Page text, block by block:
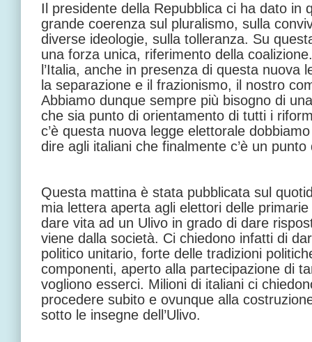
Il presidente della Repubblica ci ha dato in
grande coerenza sul pluralismo, sulla
diverse ideologie, sulla tolleranza. Su
una forza unica, riferimento della
l’Italia, anche in presenza di questa nuova
la separazione e il frazionismo, il nostro
Abbiamo dunque sempre più bisogno di
che sia punto di orientamento di tutti i
c’è questa nuova legge elettorale
dire agli italiani che finalmente c’è un
Questa mattina è stata pubblicata sul
mia lettera aperta agli elettori delle
dare vita ad un Ulivo in grado di dare
viene dalla società. Ci chiedono infatti di
politico unitario, forte delle tradizioni
componenti, aperto alla partecipazione di
vogliono esserci. Milioni di italiani ci
procedere subito e ovunque alla
sotto le insegne dell’Ulivo.